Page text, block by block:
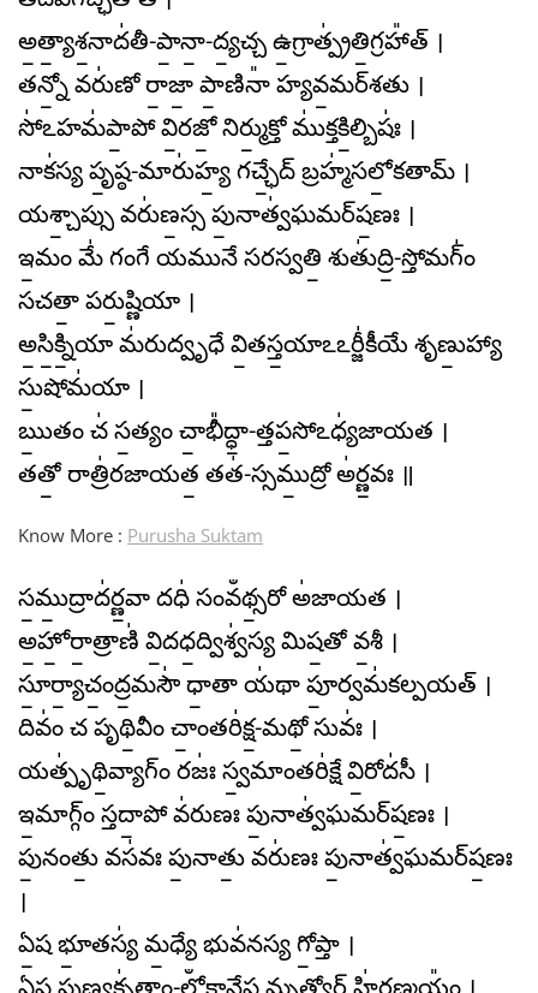
అ॒త్యా॒శ॒నాద॑తీ-పా॒నా॒-ద్య॒చ్చ ఉ॒గ్రాత్ప్ర॑తి॒గ్రహా᳚త్ ।
తన్నో॒ వరు॑ణో రా॒జా॒ పా॒ణినా᳚ హ్యవ॒మర్​శతు ।
సో॑ఽహమ॑పా॒పో వి॒రజో॒ నిర్ము॒క్తో ము॑క్తకి॒ల్బిషః॑ ।
నాక॑స్య పృ॒ష్ఠ-మారు॑హ్య॒ గచ్ఛే॒ద్ బ్రహ్మ॑సలో॒కతామ్ ।
యశ్చా॒ప్సు వరు॑ణ॒స్స పు॒నాత్వ॑ఘమర్​ష॒ణః ।
ఇ॒మం మే॑ గంగే యమునే సరస్వతి॒ శుతు॑ద్రి॒-స్తోమగ్ం॑
సచతా॒ పరు॒ష్ణియా ।
అ॒సి॒క్ని॒యా మ॑రుద్వృధే వి॒తస్త॒యాఽఽర్జీ॑కీయే శృణు॒హ్యా
సు॒షోమ॑యా ।
ఋ॒తం చ॑ స॒త్యం చా॒భీ᳚ద్ధా॒-త్తప॒సోఽధ్య॑జాయత ।
తతో॒ రాత్రి॑రజాయత॒ తత॑-స్సము॒ద్రో అ॑ర్ణ॒వః ॥
Know More : Purusha Suktam
స॒ము॒ద్రాద॑ర్ణ॒వా దధి॑ సం​వఀథ్స॒రో అ॑జాయత ।
అ॒హో॒రా॒త్రాణి॑ వి॒దధ॒ద్విశ్వ॑స్య మిష॒తో వ॒శీ ।
సూ॒ర్యా॒చం॒ద్ర॒మసౌ॑ ధా॒తా య॑థా పూ॒ర్వమ॑కల్పయత్ ।
దివం॑ చ పృథి॒వీం చాం॒తరి॑క్ష॒-మథో॒ సువః॑ ।
యత్పృ॑థి॒వ్యాగ్ం రజః॑ స్వ॒మాంతరి॑క్షే వి॒రోద॑సీ ।
ఇ॒మాగ్గ్ం స్తదా॒పో వ॑రుణః పు॒నాత్వ॑ఘమర్​ష॒ణః ।
పు॒నంతు॒ వస॑వః పు॒నాతు॒ వరు॑ణః పు॒నాత్వ॑ఘమర్​ష॒ణః
।
ఏ॒ష భూ॒తస్య॑ మ॒ధ్యే భువ॑నస్య గో॒ప్తా ।
ఏ॒ష పు॒ణ్యకృ॑తాం-లోఀ॒కా॒నే॒ష మృ॒త్యోర్ హి॑ర॒ణ్మయం᳚ ।